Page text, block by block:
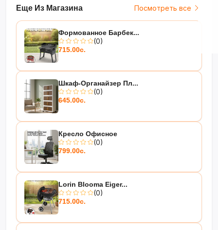
Еще Из Магазина Посмотреть все
Формованное Барбек...
(0)
715.00с.
Шкаф-Органайзер Пл...
(0)
645.00с.
Кресло Офисное
(0)
799.00с.
Lorin Blooma Eiger...
(0)
715.00с.